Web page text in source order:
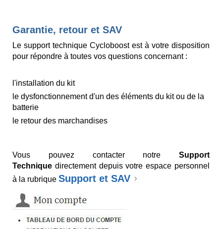
Garantie, retour et SAV
Le support technique Cycloboost est à votre disposition
pour répondre à toutes vos questions concernant :
l'installation du kit
le dysfonctionnement d'un des éléments du kit ou de la
batterie
le retour des marchandises
Vous pouvez contacter notre
Support
Technique directement depuis votre espace personnel
à la rubrique Support et SAV